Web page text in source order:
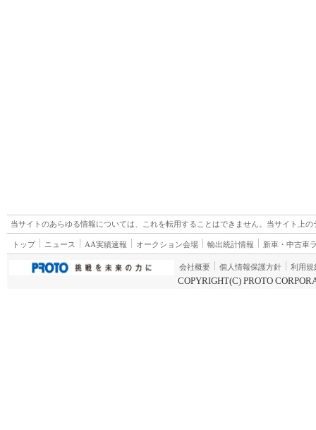
当サイトのあらゆる情報については、これを転用することはできません。当サイト上
トップ ニュース AA実績速報 オークション会場 輸出統計情報 新車・中古車
会社概要 個人情報保護方針 利用規
COPYRIGHT(C) PROTO